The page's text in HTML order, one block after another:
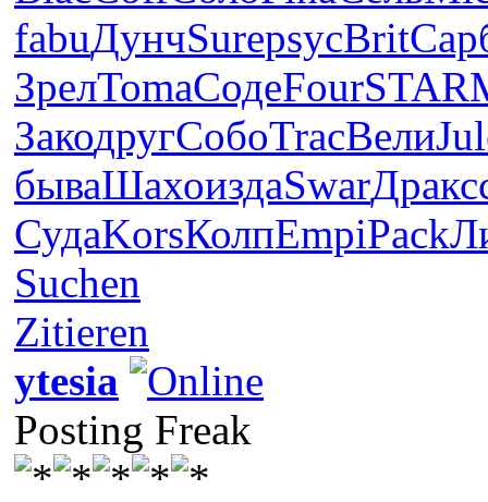
fabuДунчSurepsycBrit
ЗрелTomaСодеFourSTAR
ЗакодругСобоTracВели
бываШахоиздаSwarДрак
СудаKorsКолпEmpiPack
Suchen
Zitieren
ytesia
Posting Freak